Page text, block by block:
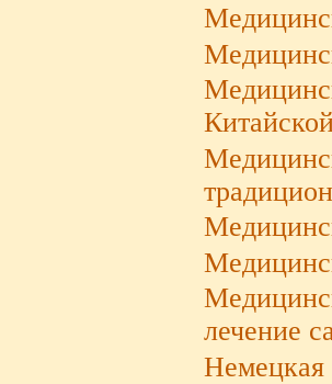
лечение
Немецкая